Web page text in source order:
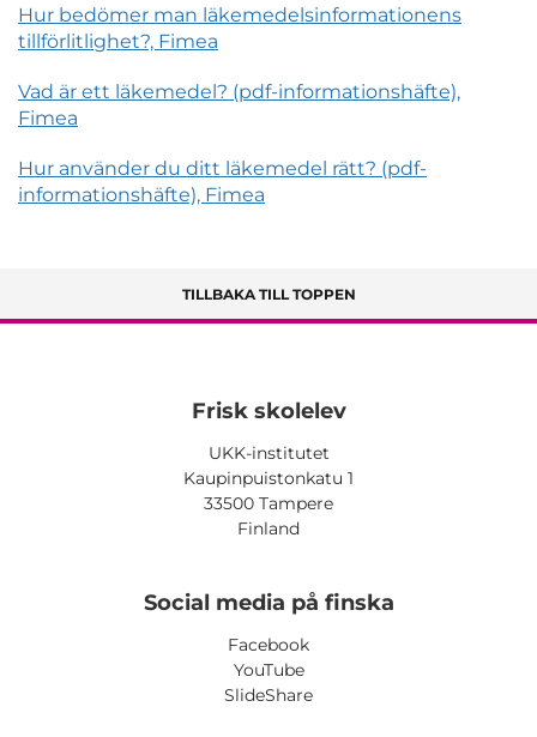
Hur bedömer man läkemedelsinformationens
tillförlitlighet?, Fimea
Vad är ett läkemedel? (pdf-informationshäfte),
Fimea
Hur använder du ditt läkemedel rätt? (pdf-
informationshäfte), Fimea
TILLBAKA TILL TOPPEN
Frisk skolelev
UKK-institutet
Kaupinpuistonkatu 1
33500 Tampere
Finland
Social media på finska
Facebook
YouTube
SlideShare